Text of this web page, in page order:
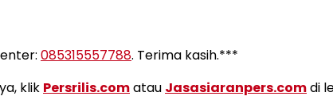
085315557788. Terima kasih.***
klik Persrilis.comatau Jasasiaranpers.comdi